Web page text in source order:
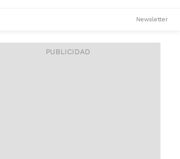
ACCESO FULL - $1.800/MES
Newsletter